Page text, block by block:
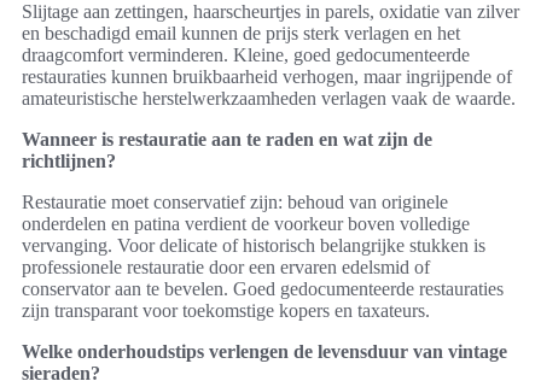
Slijtage aan zettingen, haarscheurtjes in parels, oxidatie van zilver
en beschadigd email kunnen de prijs sterk verlagen en het
draagcomfort verminderen. Kleine, goed gedocumenteerde
restauraties kunnen bruikbaarheid verhogen, maar ingrijpende of
amateuristische herstelwerkzaamheden verlagen vaak de waarde.
Wanneer is restauratie aan te raden en wat zijn de
richtlijnen?
Restauratie moet conservatief zijn: behoud van originele
onderdelen en patina verdient de voorkeur boven volledige
vervanging. Voor delicate of historisch belangrijke stukken is
professionele restauratie door een ervaren edelsmid of
conservator aan te bevelen. Goed gedocumenteerde restauraties
zijn transparant voor toekomstige kopers en taxateurs.
Welke onderhoudstips verlengen de levensduur van vintage
sieraden?